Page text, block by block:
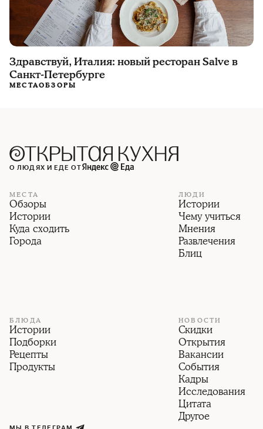
Здравствуй, Италия: новый ресторан Salve в
Санкт-Петербурге
МЕСТАОБЗОРЫ
О ЛЮДЯХ И ЕДЕ ОТ
МЕСТА
Обзоры
Истории
Куда сходить
Города
ЛЮДИ
Истории
Чему учиться
Мнения
Развлечения
Блиц
БЛЮДА
Истории
Подборки
Рецепты
Продукты
НОВОСТИ
Скидки
Открытия
Вакансии
События
Кадры
Исследования
Цитата
Другое